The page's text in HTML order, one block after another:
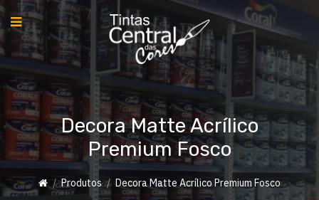
Decora Matte Acrílico
Premium Fosco
Produtos Decora Matte Acrílico Premium Fosco